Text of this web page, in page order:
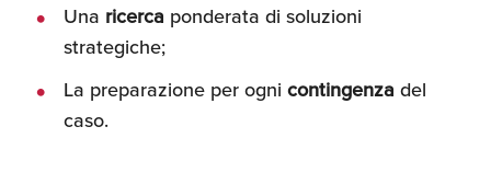
negli Stati Uniti
Ricerche di Mercato
Una ricerca ponderata di soluzioni
strategiche;
La preparazione per ogni contingenza del
caso.